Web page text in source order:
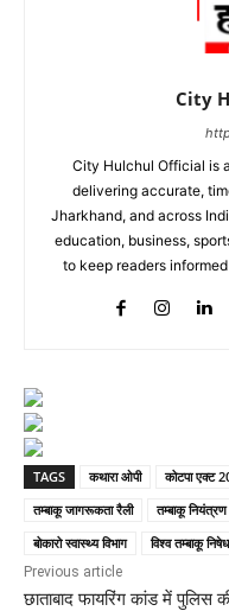
City
City Hulchul Official is
delivering accurate,
Jharkhand, and across
education, business,
to keep readers
TAGS कथारा ओपी कोटपा एक्ट
तम्बाकू जागरूकता रैली
तम्बाकू
बोकारो स्वास्थ्य विभाग
विश्व तम्बाकू
Previous article
छाताबाद फायरिंग कांड में पुलिस